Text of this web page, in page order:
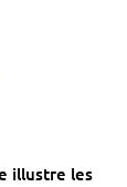
illustre les